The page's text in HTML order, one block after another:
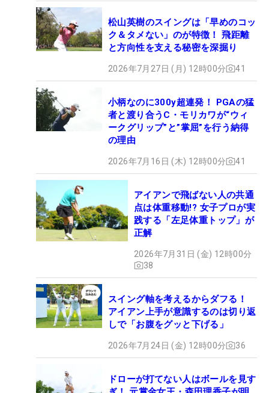
松山英樹のスイングは「早めのコッ
ク＆タメない」のが特徴！ 飛距離
と方向性を支える秘密を深掘り
2026年7月27日 (月) 12時00分 41
小柄なのに300y超連発！ PGAの猛
者と渡り合うC・モリカワが“ウィ
ークグリップ”と”掌屈”を行う納得
の理由
2026年7月16日 (木) 12時00分 41
アイアンで飛ばない人の共通
点は体重移動!? 女子プロが実
践する「左足体重トップ」が
正解
2026年7月31日 (金) 12時00分
38
スイング軸を考えるからダフる！
アイアン上手が意識するのは切り返
しで「お腹をグッと下げる」
2026年7月24日 (金) 12時00分 36
ドローが打てない人はボールを見す